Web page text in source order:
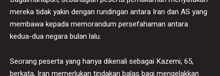
mereka tidak yakin dengan rundingan antara Iran dan AS yang
membawa kepada memorandum persefahaman antara
kedua-dua negara bulan lalu.
Seorang peserta yang hanya dikenali sebagai Kazemi, 65,
berkata, Iran memerlukan tindakan balas bagi mengelakkan